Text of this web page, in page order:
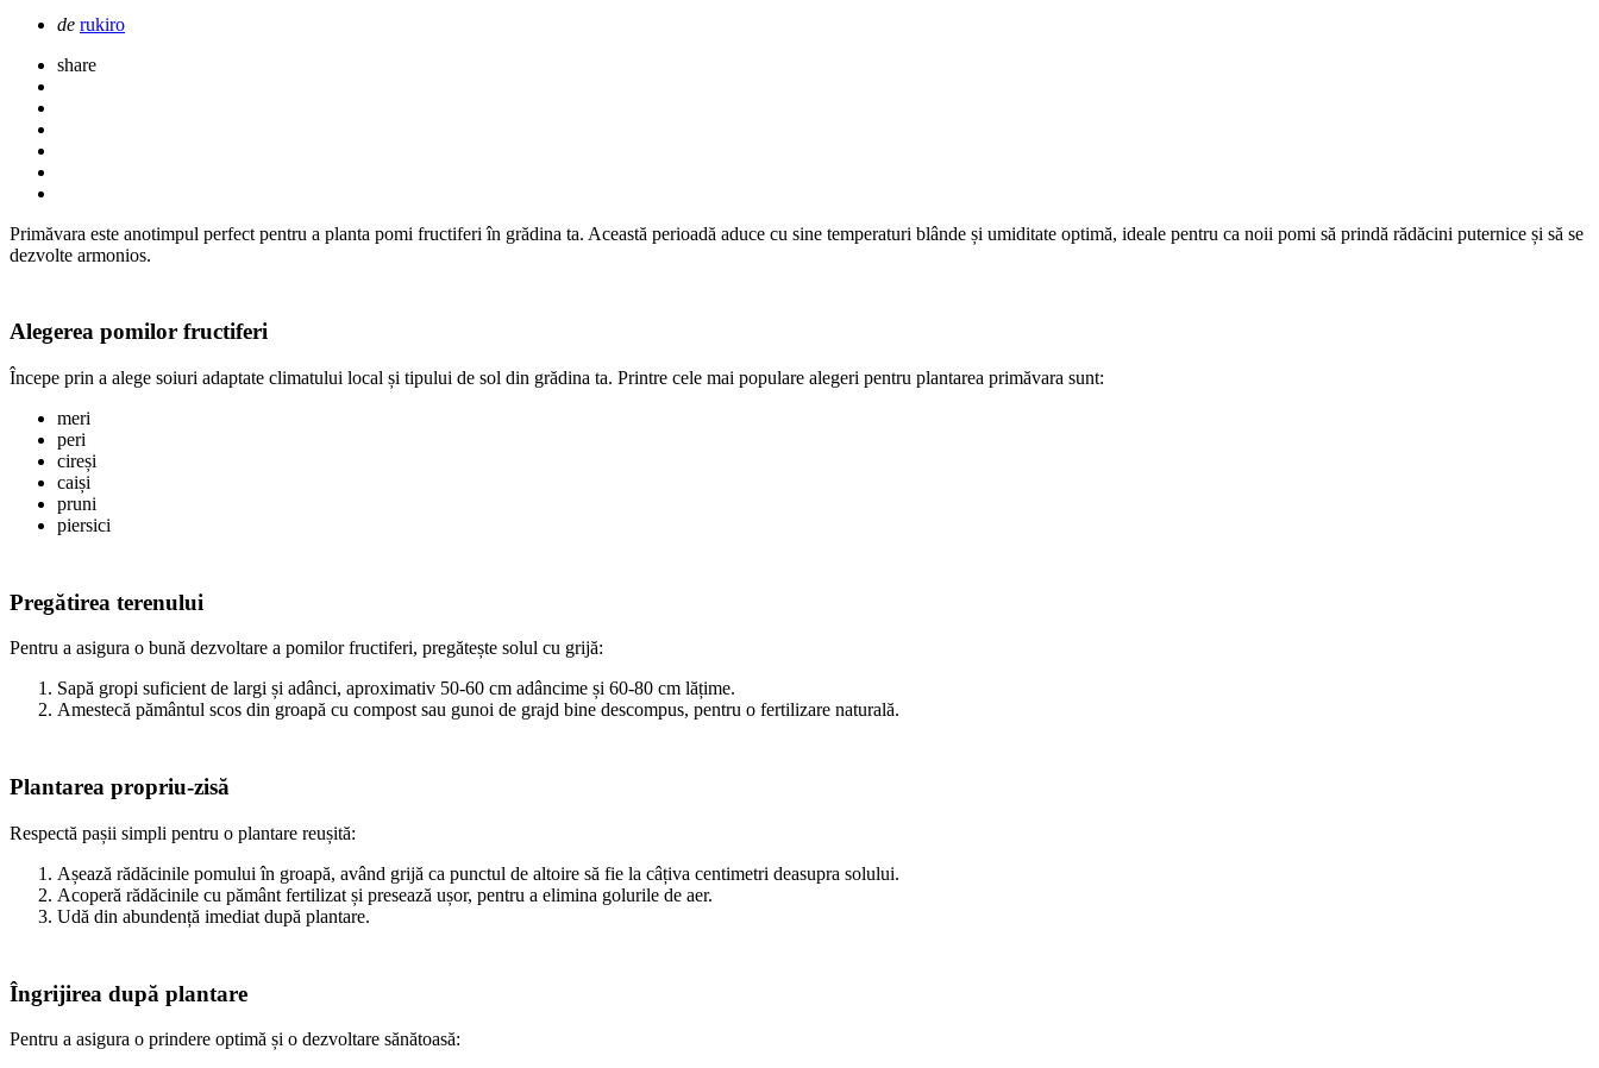
Scris
de rukiro
share
Primăvara este anotimpul perfect pentru a planta pomi fructiferi în grădina ta. Această perioadă aduce cu sine temperaturi blânde și umiditate optimă, ideale pentru ca noii pomi să prindă rădăcini puternice și să se
dezvolte armonios.
Alegerea pomilor fructiferi
Începe prin a alege soiuri adaptate climatului local și tipului de sol din grădina ta. Printre cele mai populare alegeri pentru plantarea primăvara sunt:
meri
peri
cireși
caiși
pruni
piersici
Pregătirea terenului
Pentru a asigura o bună dezvoltare a pomilor fructiferi, pregătește solul cu grijă:
Sapă gropi suficient de largi și adânci, aproximativ 50-60 cm adâncime și 60-80 cm lățime.
Amestecă pământul scos din groapă cu compost sau gunoi de grajd bine descompus, pentru o fertilizare naturală.
Plantarea propriu-zisă
Respectă pașii simpli pentru o plantare reușită:
Așează rădăcinile pomului în groapă, având grijă ca punctul de altoire să fie la câțiva centimetri deasupra solului.
Acoperă rădăcinile cu pământ fertilizat și presează ușor, pentru a elimina golurile de aer.
Udă din abundență imediat după plantare.
Îngrijirea după plantare
Pentru a asigura o prindere optimă și o dezvoltare sănătoasă: